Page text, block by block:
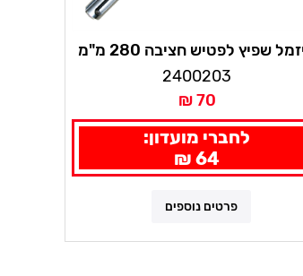
איזמל שפיץ לפטיש חציבה 280 מ"מ
ALPEN
2400203
70 ₪
לחברי מועדון:
64 ₪
פרטים נוספים